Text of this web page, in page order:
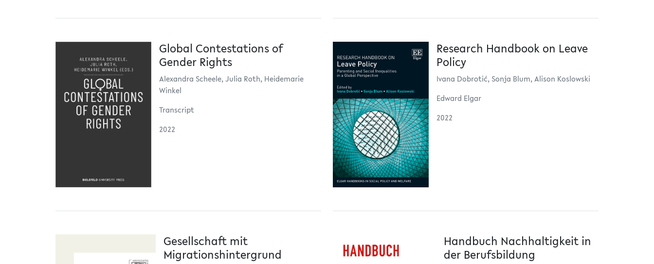
Global Contestations of
Gender Rights
Alexandra Scheele, Julia Roth, Heidemarie
Winkel
Transcript
2022
Research Handbook on Leave
Policy
Ivana Dobrotić, Sonja Blum, Alison Koslowski
Edward Elgar
2022
Gesellschaft mit
Migrationshintergrund
Handbuch Nachhaltigkeit in
der Berufsbildung